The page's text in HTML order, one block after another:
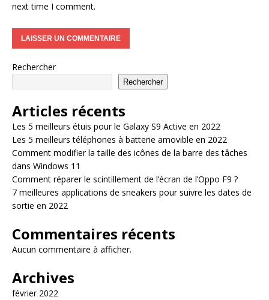
next time I comment.
Rechercher
Rechercher
Articles récents
Les 5 meilleurs étuis pour le Galaxy S9 Active en 2022
Les 5 meilleurs téléphones à batterie amovible en 2022
Comment modifier la taille des icônes de la barre des tâches
dans Windows 11
Comment réparer le scintillement de l’écran de l’Oppo F9 ?
7 meilleures applications de sneakers pour suivre les dates de
sortie en 2022
Commentaires récents
Aucun commentaire à afficher.
Archives
février 2022